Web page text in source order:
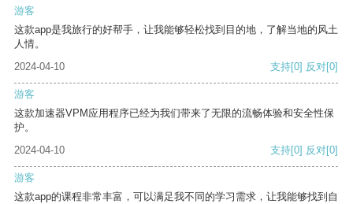
游客
这款app是我旅行的好帮手，让我能够轻松找到目的地，了解当地的风土
人情。
2024-04-10
支持[0] 反对[0]
游客
这款加速器VPM应用程序已经为我们带来了无限的流畅体验和安全性保
护。
2024-04-10
支持[0] 反对[0]
游客
这款app的课程非常丰富，可以满足我不同的学习需求，让我能够找到自